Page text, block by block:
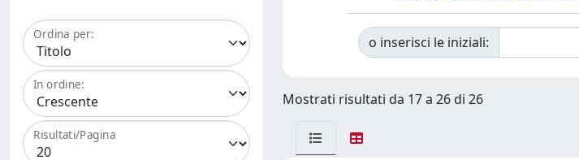
Ordina per:
In ordine:
Risultati/Pagina
o inserisci le iniziali:
Mostrati risultati da 17 a 26 di 26